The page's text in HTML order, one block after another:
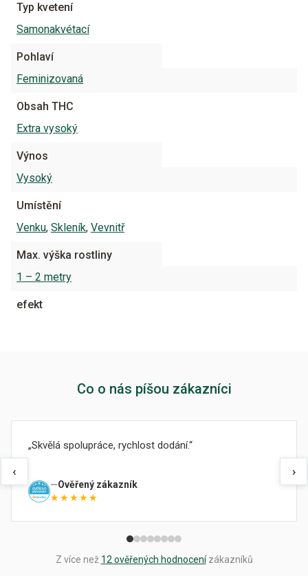
Typ kvetení
Samonakvétací
Pohlaví
Feminizovaná
Obsah THC
Extra vysoký
Výnos
Vysoký
Umístění
Venku, Skleník, Vevnitř
Max. výška rostliny
1 – 2 metry
efekt
Co o nás píšou zákazníci
‹
Skvělá spolupráce, rychlost dodání.
Ověřený zákazník
★★★★★
›
Z více než 12 ověřených hodnocenízákazníků